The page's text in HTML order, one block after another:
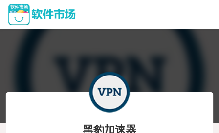
黑豹加速器